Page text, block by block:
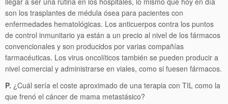
son los trasplantes de médula ósea para pacientes con
enfermedades hematológicas. Los anticuerpos contra los puntos
de control inmunitario ya están a un precio al nivel de los fármacos
convencionales y son producidos por varias compañías
farmacéuticas. Los virus oncolíticos también se pueden producir a
nivel comercial y administrarse en viales, como si fuesen fármacos.
P. ¿Cuál sería el coste aproximado de una terapia con TIL como la
que frenó el cáncer de mama metastásico?